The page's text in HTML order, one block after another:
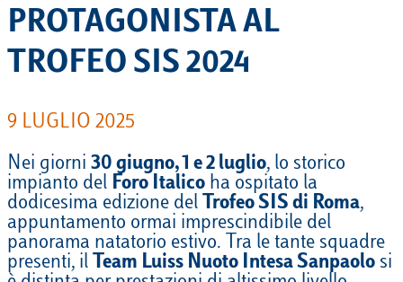
PROTAGONISTA AL
TROFEO SIS 2024
9 LUGLIO 2025
Nei giorni 30 giugno, 1 e 2 luglio, lo storico
impianto del Foro Italico ha ospitato la
dodicesima edizione del Trofeo SIS di Roma,
appuntamento ormai imprescindibile del
panorama natatorio estivo. Tra le tante squadre
presenti, il Team Luiss Nuoto Intesa Sanpaolo si